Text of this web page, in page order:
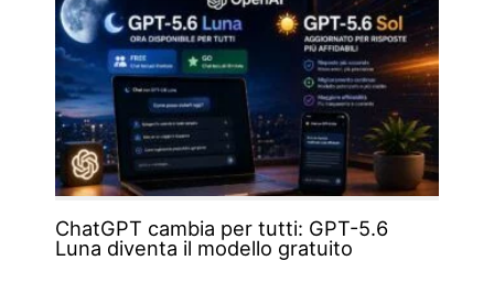
ChatGPT cambia per tutti: GPT-5.6
Luna diventa il modello gratuito